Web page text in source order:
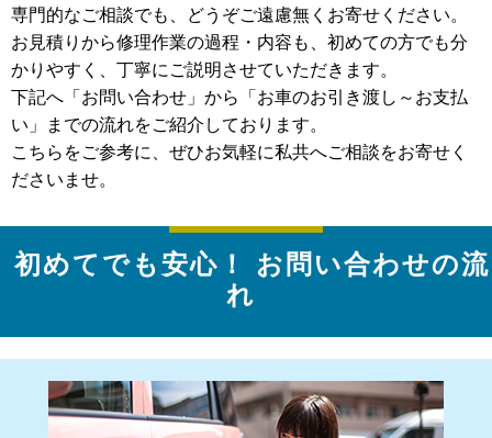
専門的なご相談でも、どうぞご遠慮無くお寄せください。
お見積りから修理作業の過程・内容も、初めての方でも分
かりやすく、丁寧にご説明させていただきます。
下記へ「お問い合わせ」から「お車のお引き渡し～お支払
い」までの流れをご紹介しております。
こちらをご参考に、ぜひお気軽に私共へご相談をお寄せく
ださいませ。
初めてでも安心！
お問い合わせの流
れ